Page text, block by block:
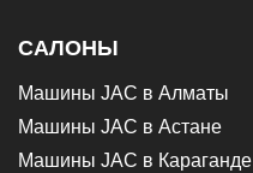
САЛОНЫ
Машины JAC в Алматы
Машины JAC в Астане
Машины JAC в Караганде